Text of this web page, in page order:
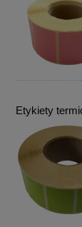
Etykiety